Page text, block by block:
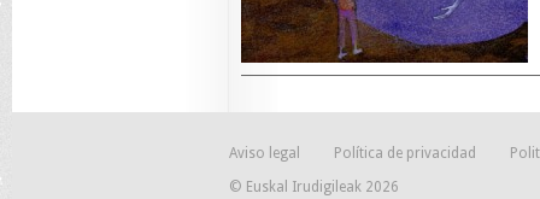
Aviso legal Política de privacidad
© Euskal Irudigileak 2026